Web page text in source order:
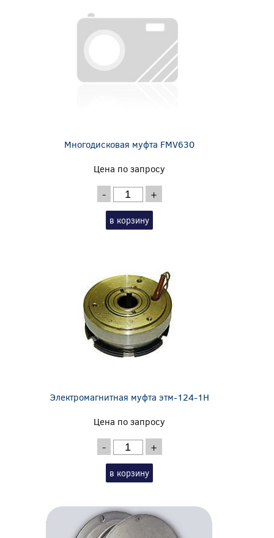
Многодисковая муфта FMV630
Цена по запросу
- +
в корзину
Электромагнитная муфта этм-124-1Н
Цена по запросу
- +
в корзину